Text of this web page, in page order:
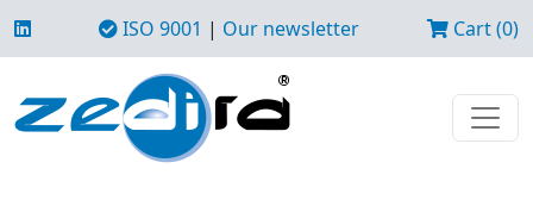
ISO 9001 | Our newsletter Cart (0)